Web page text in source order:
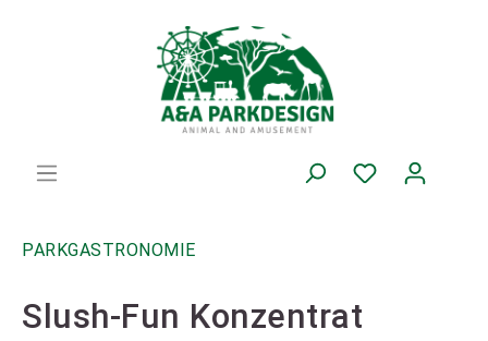
PARKGASTRONOMIE
Slush-Fun Konzentrat